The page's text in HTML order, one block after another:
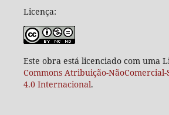
Licença:
Este obra está licenciado com uma
Commons Atribuição-NãoComercial-
4.0 Internacional.